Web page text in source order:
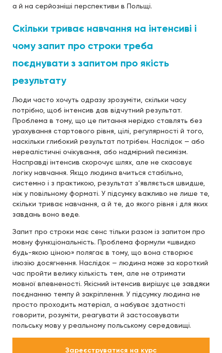
а й на серйозніші перспективи в Польщі.
Скільки триває навчання на інтенсиві і
чому запит про строки треба
поєднувати з запитом про якість
результату
Люди часто хочуть одразу зрозуміти, скільки часу
потрібно, щоб інтенсив дав відчутний результат.
Проблема в тому, що це питання нерідко ставлять без
урахування стартового рівня, цілі, регулярності й того,
наскільки глибокий результат потрібен. Наслідок — або
нереалістичні очікування, або надмірний песимізм.
Насправді інтенсив скорочує шлях, але не скасовує
логіку навчання. Якщо людина вчиться стабільно,
системно і з практикою, результат з’являється швидше,
ніж у повільному форматі. У підсумку важливо не лише те,
скільки триває навчання, а й те, до якого рівня і для яких
завдань воно веде.
Запит про строки має сенс тільки разом із запитом про
мовну функціональність. Проблема формули «швидко
будь-якою ціною» полягає в тому, що вона створює
ілюзію досягнення. Наслідок — людина може за короткий
час пройти велику кількість тем, але не отримати
мовної впевненості. Якісний інтенсив вирішує це завдяки
поєднанню темпу й закріплення. У підсумку людина не
просто проходить матеріал, а набуває здатності
говорити, розуміти, реагувати й застосовувати
польську мову у реальному польському середовищі.
Зареєструватися на курс